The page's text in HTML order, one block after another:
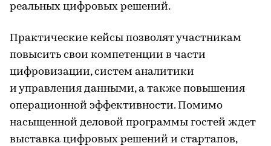
реальных цифровых решений.
Практические кейсы позволят участникам
повысить свои компетенции в части
цифровизации, систем аналитики
и управления данными, а также повышения
операционной эффективности. Помимо
насыщенной деловой программы гостей ждет
выставка цифровых решений и стартапов,